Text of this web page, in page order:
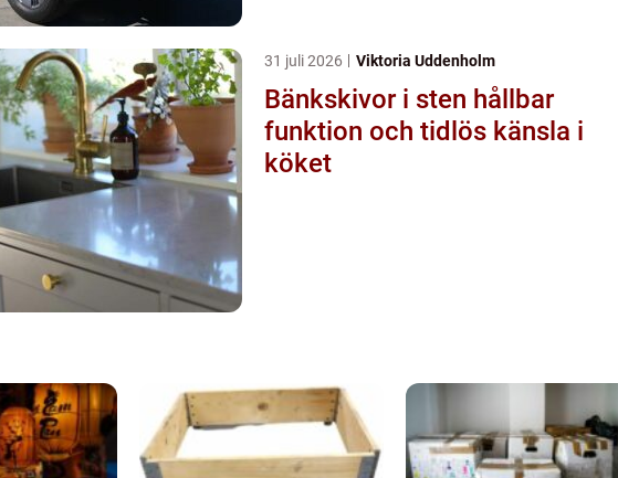
31 juli 2026 Viktoria Uddenholm
Bänkskivor i sten hållbar
funktion och tidlös känsla i
köket